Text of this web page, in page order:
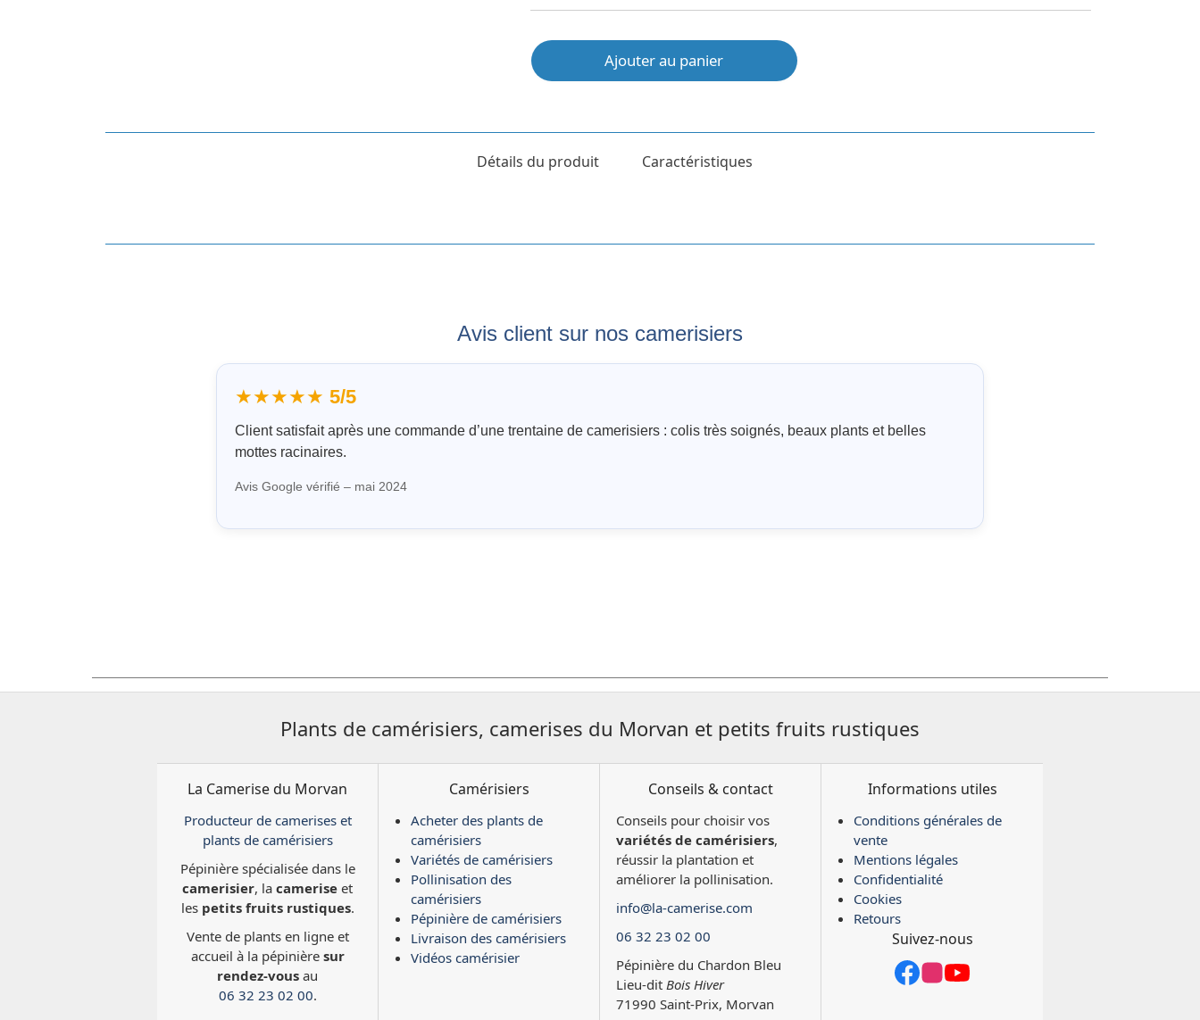
Ajouter au panier
Détails du produit Caractéristiques
Avis client sur nos camerisiers
★★★★★ 5/5
Client satisfait après une commande d’une trentaine de camerisiers : colis très soignés, beaux plants et belles
mottes racinaires.
Avis Google vérifié – mai 2024
Plants de camérisiers, camerises du Morvan et petits fruits rustiques
La Camerise du Morvan
Producteur de camerises et
plants de camérisiers
Pépinière spécialisée dans le
camerisier, la camerise et
les petits fruits rustiques.
Vente de plants en ligne et
accueil à la pépinière sur
rendez-vous au
06 32 23 02 00.
Camérisiers
Acheter des plants de
camérisiers
Variétés de camérisiers
Pollinisation des
camérisiers
Pépinière de camérisiers
Livraison des camérisiers
Vidéos camérisier
Conseils & contact
Conseils pour choisir vos
variétés de camérisiers,
réussir la plantation et
améliorer la pollinisation.
info@la-camerise.com
06 32 23 02 00
Pépinière du Chardon Bleu
Lieu-dit Bois Hiver
71990 Saint-Prix, Morvan
Informations utiles
Conditions générales de
vente
Mentions légales
Confidentialité
Cookies
Retours
Suivez-nous